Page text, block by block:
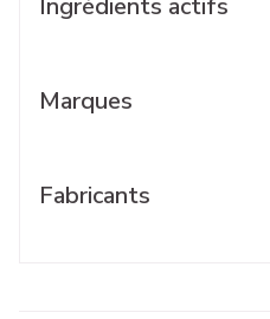
Ingrédients actifs
Marques
Fabricants